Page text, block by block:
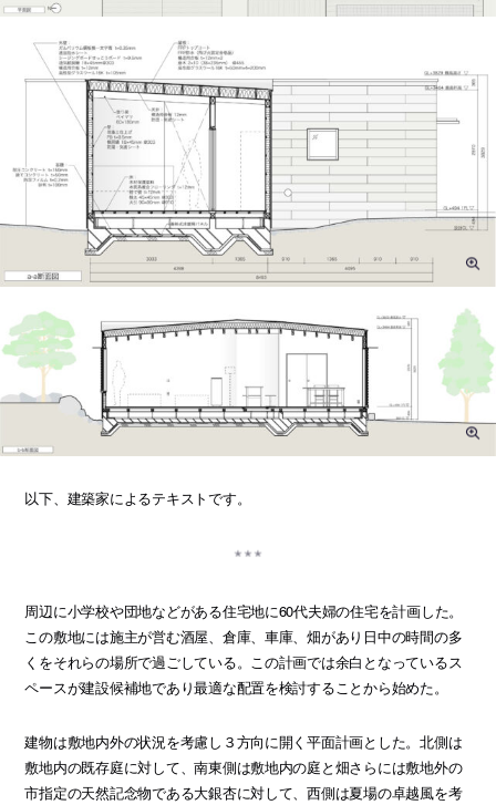
以下、建築家によるテキストです。
周辺に小学校や団地などがある住宅地に60代夫婦の住宅を計画した。
この敷地には施主が営む酒屋、倉庫、車庫、畑があり日中の時間の多
くをそれらの場所で過ごしている。この計画では余白となっているス
ペースが建設候補地であり最適な配置を検討することから始めた。
建物は敷地内外の状況を考慮し３方向に開く平面計画とした。北側は
敷地内の既存庭に対して、南東側は敷地内の庭と畑さらには敷地外の
市指定の天然記念物である大銀杏に対して、西側は夏場の卓越風を考